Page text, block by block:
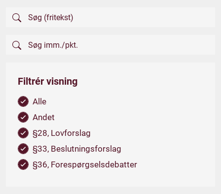
Filtrér visning
Alle
Andet
§28, Lovforslag
§33, Beslutningsforslag
§36, Forespørgselsdebatter